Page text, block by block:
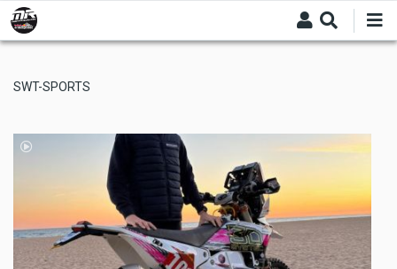
Skip
to
main
SWT-SPORTS